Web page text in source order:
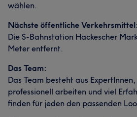
wählen.
Nächste öffentliche Verkehrsmittel:
Die S-Bahnstation Hackescher
Meter entfernt.
Das Team:
Das Team besteht aus
professionell arbeiten und viel
finden für jeden den passenden